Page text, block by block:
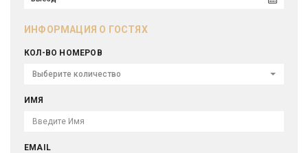
ИНФОРМАЦИЯ О ГОСТЯХ
КОЛ-ВО НОМЕРОВ
Выберите количество
ИМЯ
EMAIL